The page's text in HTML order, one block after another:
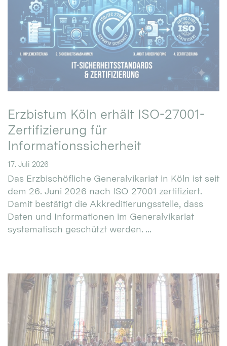
Erzbistum Köln erhält ISO-27001-
Zertifizierung für
Informationssicherheit
17. Juli 2026
Das Erzbischöfliche Generalvikariat in Köln ist seit
dem 26. Juni 2026 nach ISO 27001 zertifiziert.
Damit bestätigt die Akkreditierungsstelle, dass
Daten und Informationen im Generalvikariat
systematisch geschützt werden. ...